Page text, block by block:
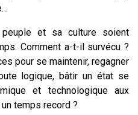
et sa culture soient
Comment a-t-il survécu ?
pour se maintenir, regagner
logique, bâtir un état se
et technologique aux
temps record ?